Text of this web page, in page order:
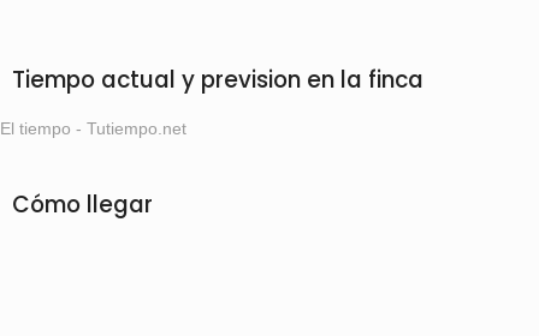
Tiempo actual y prevision en la finca
El tiempo - Tutiempo.net
Cómo llegar